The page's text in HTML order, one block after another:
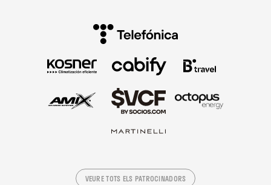
VEURE TOTS ELS PATROCINADORS